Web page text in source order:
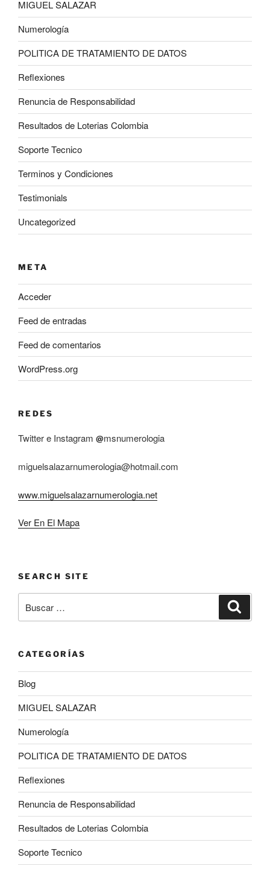
MIGUEL SALAZAR
Numerología
POLITICA DE TRATAMIENTO DE DATOS
Reflexiones
Renuncia de Responsabilidad
Resultados de Loterias Colombia
Soporte Tecnico
Terminos y Condiciones
Testimonials
Uncategorized
META
Acceder
Feed de entradas
Feed de comentarios
WordPress.org
REDES
Twitter e Instagram @msnumerologia
miguelsalazarnumerologia@hotmail.com
www.miguelsalazarnumerologia.net
Ver En El Mapa
SEARCH SITE
por:
CATEGORÍAS
Blog
MIGUEL SALAZAR
Numerología
POLITICA DE TRATAMIENTO DE DATOS
Reflexiones
Renuncia de Responsabilidad
Resultados de Loterias Colombia
Soporte Tecnico